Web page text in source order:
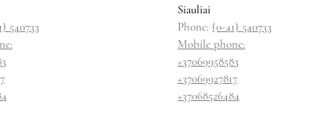
540733
Siauliai
Phone: (0-41) 540733
Mobile phone:
+37069958583
+37069927817
+37068526484